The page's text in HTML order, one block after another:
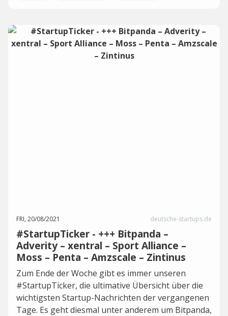
FRI, 20/08/2021 deutsche-startups.de
#StartupTicker - +++ Bitpanda –
Adverity – xentral – Sport Alliance –
Moss – Penta – Amzscale – Zintinus
Zum Ende der Woche gibt es immer unseren
#StartupTicker, die ultimative Übersicht über die
wichtigsten Startup-Nachrichten der vergangenen
Tage. Es geht diesmal unter anderem um Bitpanda,